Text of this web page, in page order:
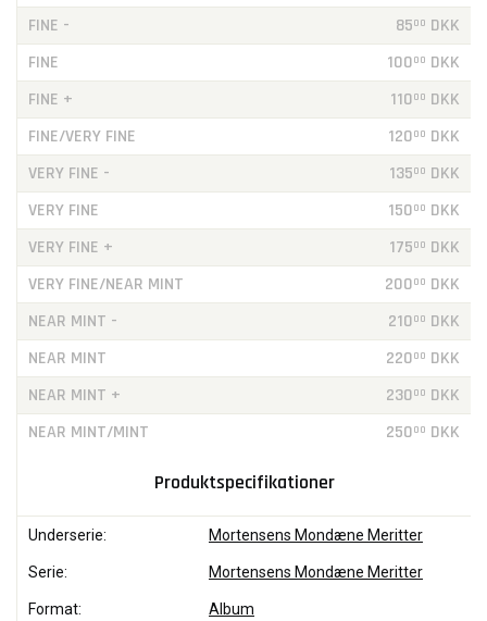
FINE -
8500 DKK
FINE
10000 DKK
FINE +
11000 DKK
FINE/VERY FINE
12000 DKK
VERY FINE -
13500 DKK
VERY FINE
15000 DKK
VERY FINE +
17500 DKK
VERY FINE/NEAR MINT
20000 DKK
NEAR MINT -
21000 DKK
NEAR MINT
22000 DKK
NEAR MINT +
23000 DKK
NEAR MINT/MINT
25000 DKK
Produktspecifikationer
Underserie: Mortensens Mondæne Meritter
Serie: Mortensens Mondæne Meritter
Format: Album